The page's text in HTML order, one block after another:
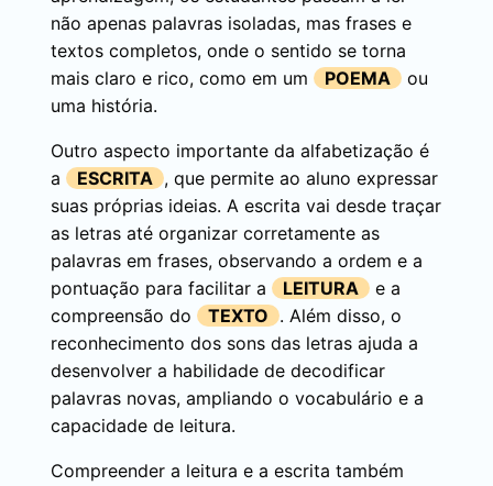
não apenas palavras isoladas, mas frases e
textos completos, onde o sentido se torna
mais claro e rico, como em um
POEMA
ou
uma história.
Outro aspecto importante da alfabetização é
a
ESCRITA , que permite ao aluno expressar
suas próprias ideias. A escrita vai desde traçar
as letras até organizar corretamente as
palavras em frases, observando a ordem e a
pontuação para facilitar a
LEITURA
e a
compreensão do
TEXTO . Além disso, o
reconhecimento dos sons das letras ajuda a
desenvolver a habilidade de decodificar
palavras novas, ampliando o vocabulário e a
capacidade de leitura.
Compreender a leitura e a escrita também